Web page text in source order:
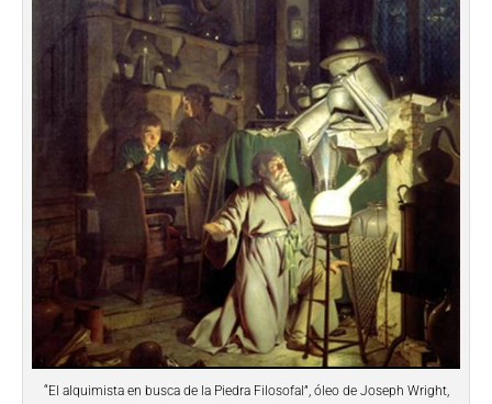
“El alquimista en busca de la Piedra Filosofal”, óleo de Joseph Wright,